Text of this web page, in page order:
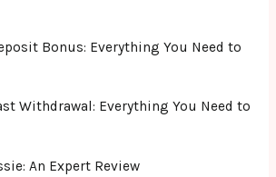
Bonus: Everything You Need to
Withdrawal: Everything You Need to
An Expert Review